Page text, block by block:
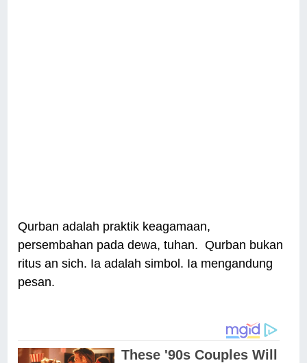
Qurban adalah praktik keagamaan,
persembahan pada dewa, tuhan. Qurban bukan
ritus an sich. Ia adalah simbol. Ia mengandung
pesan.